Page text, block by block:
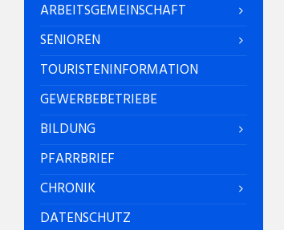
ARBEITSGEMEINSCHAFT
SENIOREN
TOURISTENINFORMATION
GEWERBEBETRIEBE
BILDUNG
PFARRBRIEF
CHRONIK
DATENSCHUTZ